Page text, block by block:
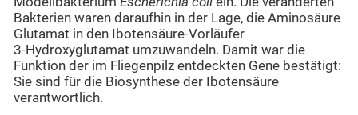
Bakterien waren daraufhin in der Lage, die Aminosäure
Glutamat in den Ibotensäure-Vorläufer
3‑Hydroxyglutamat umzuwandeln. Damit war die
Funktion der im Fliegenpilz entdeckten Gene bestätigt:
Sie sind für die Biosynthese der Ibotensäure
verantwortlich.